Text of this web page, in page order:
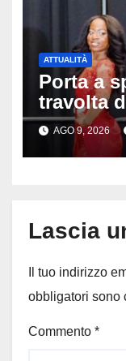
ATTUALITÀ
Porta a
travolta
due
miss
vita e la
AGO 9, 2026
Lascia
Il tuo indirizzo
obbligatori sono
Commento *